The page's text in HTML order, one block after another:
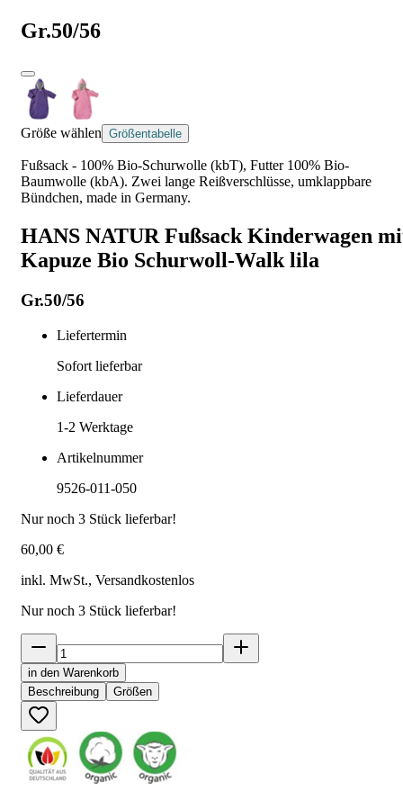
Gr.50/56
Größe wählen Größentabelle
Fußsack - 100% Bio-Schurwolle (kbT), Futter 100% Bio-
Baumwolle (kbA). Zwei lange Reißverschlüsse, umklappbare
Bündchen, made in Germany.
HANS NATUR Fußsack Kinderwagen
Kapuze Bio Schurwoll-Walk lila
Gr.50/56
Liefertermin
Sofort lieferbar
Lieferdauer
1-2 Werktage
Artikelnummer
9526-011-050
Nur noch 3 Stück lieferbar!
60,00 €
inkl. MwSt., Versandkostenlos
Nur noch 3 Stück lieferbar!
in den Warenkorb
Beschreibung
Größen